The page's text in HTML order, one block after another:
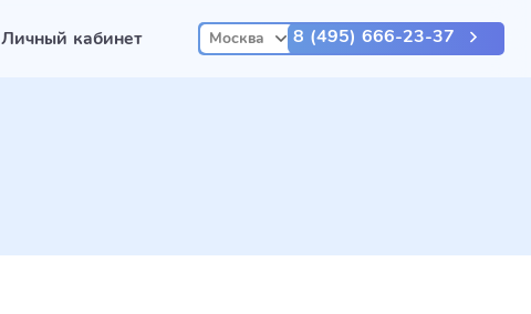
Личный кабинет Москва 8 (495) 666-23-37